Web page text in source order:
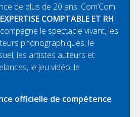
de plus de 20 ans, Com’Com
COMPTABLE ET RH
le spectacle vivant, les
phonographiques, le
les artistes auteurs et
le jeu vidéo, le
officielle de compétence